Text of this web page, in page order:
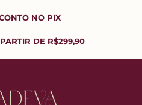
NO PIX
DE R$299,90